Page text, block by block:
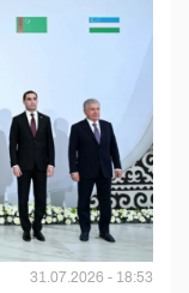
31.07.2026 - 18:53